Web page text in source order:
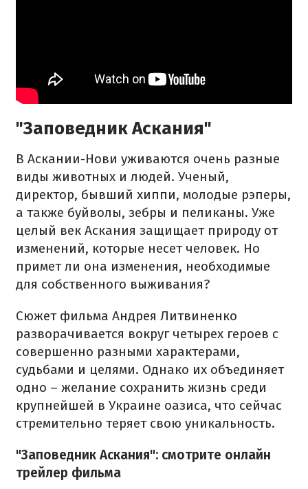
"Заповедник Аскания"
В Аскании-Нови уживаются очень разные
виды животных и людей. Ученый,
директор, бывший хиппи, молодые рэперы,
а также буйволы, зебры и пеликаны. Уже
целый век Аскания защищает природу от
изменений, которые несет человек. Но
примет ли она изменения, необходимые
для собственного выживания?
Сюжет фильма Андрея Литвиненко
разворачивается вокруг четырех героев с
совершенно разными характерами,
судьбами и целями. Однако их объединяет
одно – желание сохранить жизнь среди
крупнейшей в Украине оазиса, что сейчас
стремительно теряет свою уникальность.
"Заповедник Аскания": смотрите онлайн
трейлер фильма